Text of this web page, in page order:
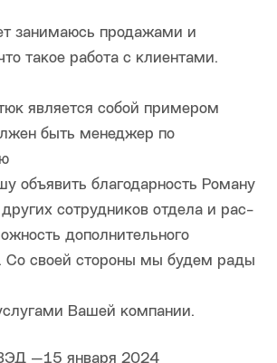
занимаюсь продажами и
такое работа с клиентами.
является собой примером
быть менеджер по
объявить благодарность Роману
сотрудников отдела и рас-
дополнительного
Со своей стороны мы будем рады
Вашей компании.
—15 января 2024